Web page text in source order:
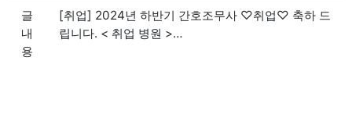
글
내
용
[취업] 2024년 하반기 간호조무사 ♡취업♡ 축하 드
립니다. < 취업 병원 >…